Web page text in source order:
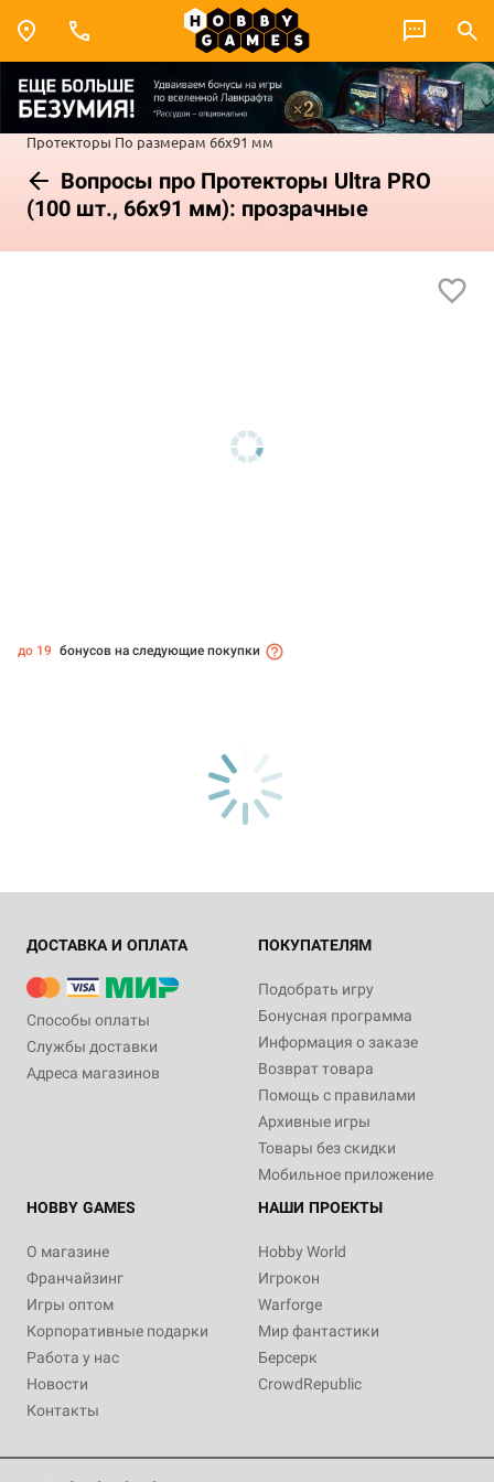
Протекторы По размерам 66x91 мм
Вопросы про Протекторы Ultra PRO
(100 шт., 66x91 мм): прозрачные
до 19 бонусов на следующие покупки
ДОСТАВКА И ОПЛАТА
Способы оплаты
Службы доставки
Адреса магазинов
ПОКУПАТЕЛЯМ
Подобрать игру
Бонусная программа
Информация о заказе
Возврат товара
Помощь с правилами
Архивные игры
Товары без скидки
Мобильное приложение
HOBBY GAMES
О магазине
Франчайзинг
Игры оптом
Корпоративные подарки
Работа у нас
Новости
Контакты
НАШИ ПРОЕКТЫ
Hobby World
Игрокон
Warforge
Мир фантастики
Берсерк
CrowdRepublic